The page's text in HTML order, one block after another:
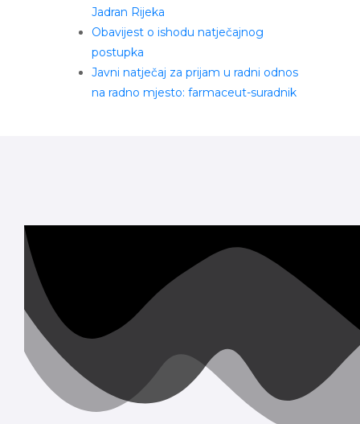
Jadran Rijeka
Obavijest o ishodu natječajnog
postupka
Javni natječaj za prijam u radni odnos
na radno mjesto: farmaceut-suradnik